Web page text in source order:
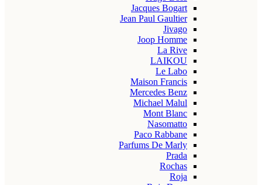
Jacques Bogart
Jean Paul Gaultier
Jivago
Joop Homme
La Rive
LAIKOU
Le Labo
Maison Francis
Mercedes Benz
Michael Malul
Mont Blanc
Nasomatto
Paco Rabbane
Parfums De Marly
Prada
Rochas
Roja